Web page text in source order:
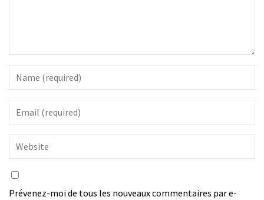
Prévenez-moi de tous les nouveaux commentaires par e-